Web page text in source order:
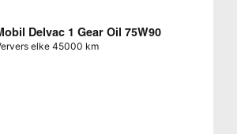
Delvac 1 Gear Oil 75W90
elke 45000 km